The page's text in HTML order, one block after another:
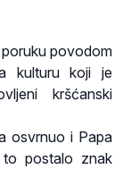
povodom
kulturu koji je
kršćanski
osvrnuo i Papa
postalo znak